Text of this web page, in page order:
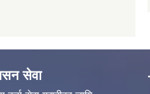
सेवा